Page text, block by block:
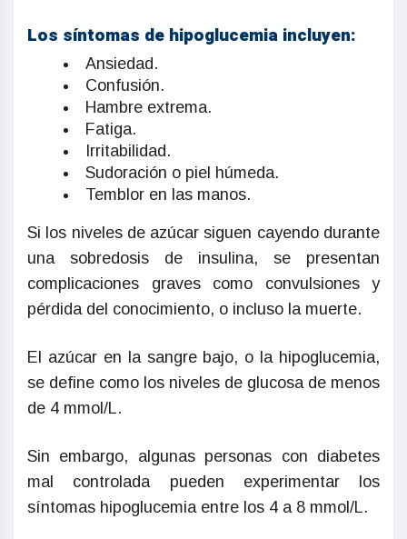
Los síntomas de hipoglucemia incluyen:
Ansiedad.
Confusión.
Hambre extrema.
Fatiga.
Irritabilidad.
Sudoración o piel húmeda.
Temblor en las manos.
Si los niveles de azúcar siguen cayendo durante
una sobredosis de insulina, se presentan
complicaciones graves como convulsiones y
pérdida del conocimiento, o incluso la muerte.
El azúcar en la sangre bajo, o la hipoglucemia,
se define como los niveles de glucosa de menos
de 4 mmol/L.
Sin embargo, algunas personas con diabetes
mal controlada pueden experimentar los
síntomas hipoglucemia entre los 4 a 8 mmol/L.